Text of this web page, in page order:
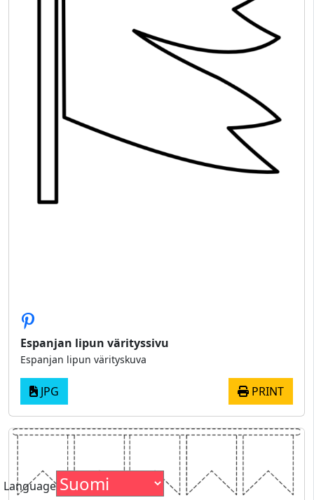
Espanjan lipun värityssivu
Espanjan lipun värityskuva
JPG PRINT
Language